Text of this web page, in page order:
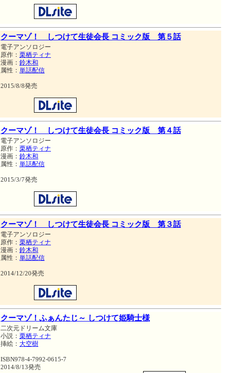
クーマゾ！ しつけて生徒会長 コミック版 第５話
電子アンソロジー
原作： 栗栖ティナ
漫画： 鈴木和
属性： 単話配信
2015/8/8発売
クーマゾ！ しつけて生徒会長 コミック版 第４話
電子アンソロジー
原作： 栗栖ティナ
漫画： 鈴木和
属性： 単話配信
2015/3/7発売
クーマゾ！ しつけて生徒会長 コミック版 第３話
電子アンソロジー
原作： 栗栖ティナ
漫画： 鈴木和
属性： 単話配信
2014/12/20発売
クーマゾ！ふぁんたじ～ しつけて姫騎士様
二次元ドリーム文庫
小説： 栗栖ティナ
挿絵： 大空樹
ISBN978-4-7992-0615-7
2014/8/13発売